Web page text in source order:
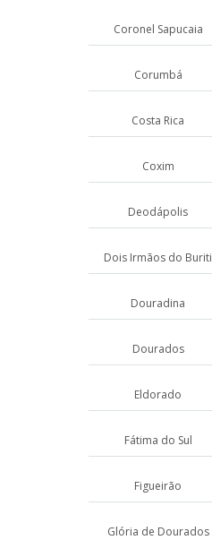
Coronel Sapucaia
Corumbá
Costa Rica
Coxim
Deodápolis
Dois Irmãos do Buriti
Douradina
Dourados
Eldorado
Fátima do Sul
Figueirão
Glória de Dourados